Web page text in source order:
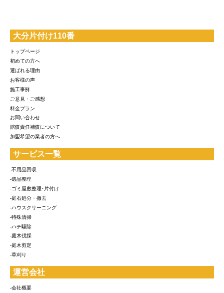
大分片付け110番
トップページ
初めての方へ
選ばれる理由
お客様の声
施工事例
ご意見・ご感想
料金プラン
お問い合わせ
賠償責任補償について
加盟希望の業者の方へ
サービス一覧
-不用品回収
-遺品整理
-ゴミ屋敷整理･片付け
-庭石処分・撤去
-ハウスクリーニング
-特殊清掃
-ハチ駆除
-庭木伐採
-庭木剪定
-草刈り
運営会社
-会社概要